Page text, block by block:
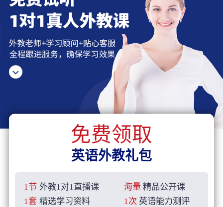
免费领取
英语外教礼包
1节 外教1对1直播课 海量 精品公开课
1套 精选学习资料 1次 英语能力测评